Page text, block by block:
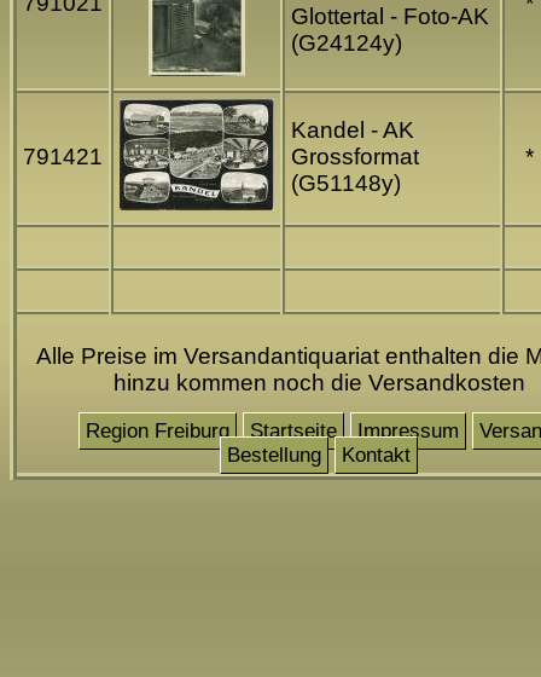
Glottertal - Foto-AK
(G24124y)
791421
Kandel - AK
Grossformat
(G51148y)
*
Alle Preise im Versandantiquariat enthalten die
hinzu kommen noch die Versandkosten
Region Freiburg Startseite Impressum
Bestellung
Kontakt